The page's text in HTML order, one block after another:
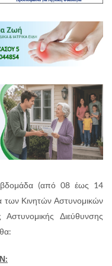
εβδομάδα (από 08 έως 14
των Κινητών Αστυνομικών
Διεύθυνσης